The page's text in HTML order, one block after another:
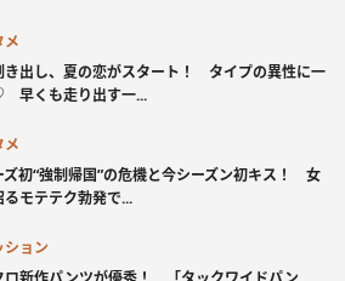
メ
き出し、夏の恋がスタート！ タイプの異性に一
早くも走り出す一...
メ
ズ初“強制帰国”の危機と今シーズン初キス！ 女
るモテテク勃発で...
ション